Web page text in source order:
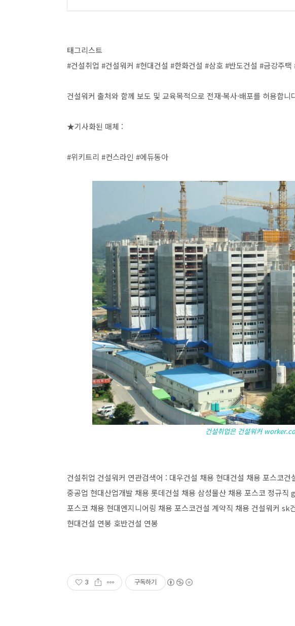
태그리스트
#건설취업 #건설워커 #현대건설 #한화건설 #삼호 #반도건설 #금강주택
건설워커 출처와 함께 보도 및 교육목적으로 전재·복사·배포를 허용합니
★기사화된 매체 :
#위키트리 #컨스라인 #에듀동아
건설취업은 건설워커
건설취업 건설워커 연관검색어 : 대우건설 채용 현대건설 채용 포스코
중공업 현대산업개발 채용 롯데건설 채용 삼성물산 채용 포스코 정규직
포스코 채용 현대엔지니어링 채용 포스코건설 계약직 채용 건설워커 sk
현대건설 연봉 호반건설 연봉
3 구독하기